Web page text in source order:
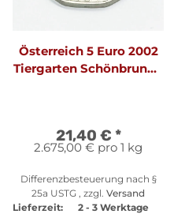
Österreich 5 Euro 2002
Tiergarten Schönbrunn -
21,40 € *
2.675,00 € pro 1 kg
Differenzbesteuerung nach §
25a USTG , zzgl. Versand
Lieferzeit:
2 - 3 Werktage